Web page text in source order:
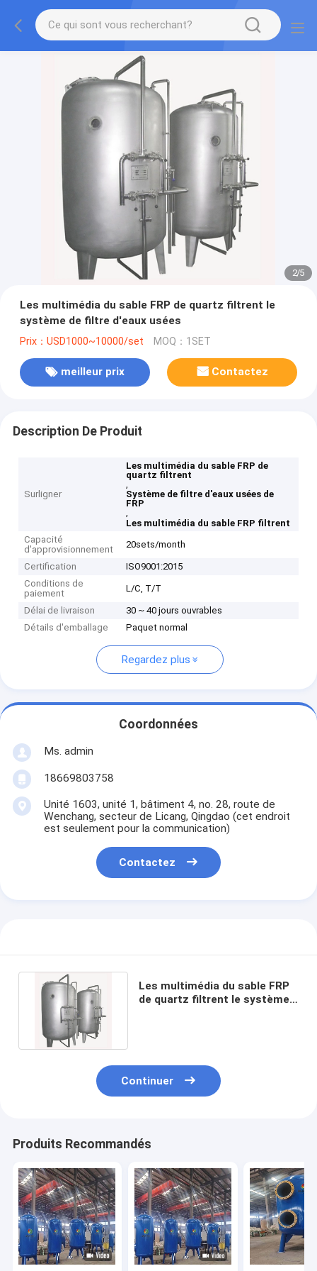
2/5
Les multimédia du sable FRP de quartz filtrent le
système de filtre d'eaux usées
Prix：USD1000~10000/set MOQ：1SET
meilleur prix Contactez
Description De Produit
Surligner
Les multimédia du sable FRP de
quartz filtrent
,
Système de filtre d'eaux usées de
FRP
,
Les multimédia du sable FRP filtrent
Capacité
d'approvisionnement
20sets/month
Certification
ISO9001:2015
Conditions de
paiement
L/C, T/T
Délai de livraison
30 ~ 40 jours ouvrables
Détails d'emballage
Paquet normal
Regardez plus
Coordonnées
Ms. admin
18669803758
Unité 1603, unité 1, bâtiment 4, no. 28, route de
Wenchang, secteur de Licang, Qingdao (cet endroit
est seulement pour la communication)
Contactez
Les multimédia du sable FRP
de quartz filtrent le système
Continuer
Produits Recommandés